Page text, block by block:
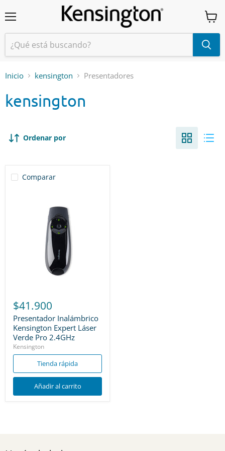
Ver
Inicio kensington Presentadores
kensington
Ordenar por
Comparar
$41.900
Presentador Inalámbrico
Kensington Expert Láser
Verde Pro 2.4GHz
Kensington
Tienda rápida
Añadir al carrito